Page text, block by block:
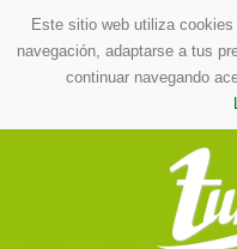
Este sitio web utiliza
navegación, adaptarse a tus
continuar navegando